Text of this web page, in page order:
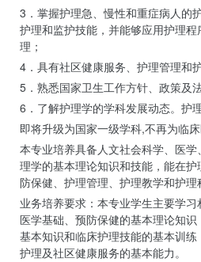
3．掌握护理急、慢性和重症病人的
护理和监护技能，并能够应用护理
理；
4．具有社区健康服务、护理管理和
5．熟悉国家卫生工作方针、政策及
6．了解护理学的学科发展动态。护
即将升级为国家一级学科,不再为临
本专业培养具备人文社会科学、医
理学的基本理论知识和技能，能在
防保健、护理管理、护理教学和护理
业务培养要求：本专业学生主要学
医学基础、预防保健的基本理论知识
基本知识和临床护理技能的基本训
护理及社区健康服务的基本能力。